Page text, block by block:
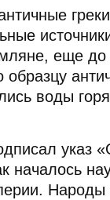
еще
воды
указ
началось
Народы